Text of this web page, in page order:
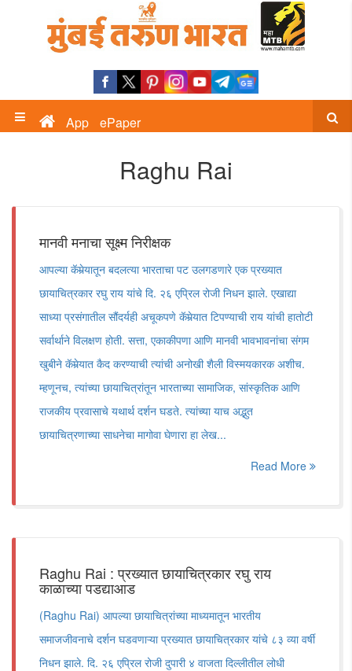
App ePaper
Raghu Rai
मानवी मनाचा सूक्ष्म निरीक्षक
आपल्या कॅमेर्‍यातून बदलत्या भारताचा पट उलगडणारे एक प्रख्यात
छायाचित्रकार रघु राय यांचे दि. २६ एप्रिल रोजी निधन झाले. एखाद्या
साध्या प्रसंगातील सौंदर्यही अचूकपणे कॅमेर्‍यात टिपण्याची राय यांची हातोटी
सर्वार्थाने विलक्षण होती. सत्ता, एकाकीपणा आणि मानवी भावभावनांचा संगम
खुबीने कॅमेर्‍यात कैद करण्याची त्यांची अनोखी शैली विस्मयकारक अशीच.
म्हणूनच, त्यांच्या छायाचित्रांतून भारताच्या सामाजिक, सांस्कृतिक आणि
राजकीय प्रवासाचे यथार्थ दर्शन घडते. त्यांच्या याच अद्भुत
छायाचित्रणाच्या साधनेचा मागोवा घेणारा हा लेख...
Read More
Raghu Rai : प्रख्यात छायाचित्रकार रघु राय
काळाच्या पडद्याआड
(Raghu Rai) आपल्या छायाचित्रांच्या माध्यमातून भारतीय
समाजजीवनाचे दर्शन घडवणाऱ्या प्रख्यात छायाचित्रकार यांचे ८३ व्या वर्षी
निधन झाले. दि. २६ एप्रिल रोजी दुपारी ४ वाजता दिल्लीतील लोधी